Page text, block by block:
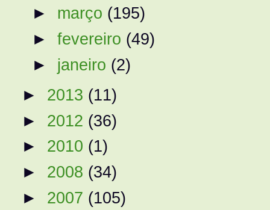
► março (195)
►fevereiro (49)
► janeiro (2)
► 2013 (11)
► 2012 (36)
► 2010 (1)
► 2008 (34)
► 2007 (105)